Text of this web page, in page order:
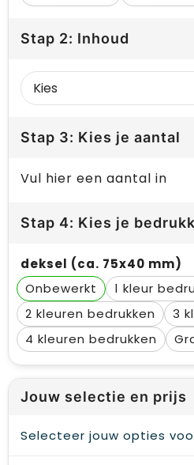
Stap 2: Inhoud
Stap 3: Kies je aantal
Vul hier een aantal in
Stap 4: Kies je
deksel (ca. 75x40 mm)
Onbewerkt
1
2
3
4
Jouw selectie en prijs
Selecteer jouw opties